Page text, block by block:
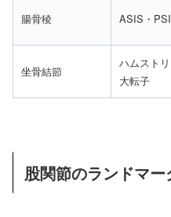
腸骨稜 ASIS・
坐骨結節
ハムスト
大転子
股関節のランドマー